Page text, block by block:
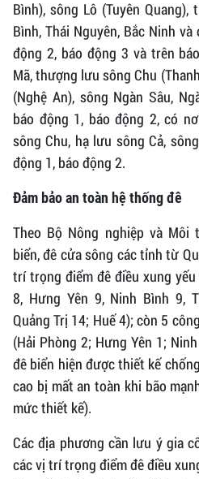
Bình), sông Lô (Tuyên
Bình, Thái Nguyên, Bắc Ninh
động 2, báo động 3 và trên
Mã, thượng lưu sông Chu
(Nghệ An), sông Ngàn Sâu,
báo động 1, báo động 2, có
sông Chu, hạ lưu sông Cả,
động 1, báo động 2.
Đảm bảo an toàn hệ thống đê
Theo Bộ Nông nghiệp và
biển, đê cửa sông các tỉnh từ
trí trọng điểm đê điều xung
8, Hưng Yên 9, Ninh Bình 9,
Quảng Trị 14; Huế 4); còn 5
(Hải Phòng 2; Hưng Yên 1;
đê biển hiện được thiết kế
cao bị mất an toàn khi bão
mức thiết kế).
Các địa phương cần lưu ý gia
các vị trí trọng điểm đê điều